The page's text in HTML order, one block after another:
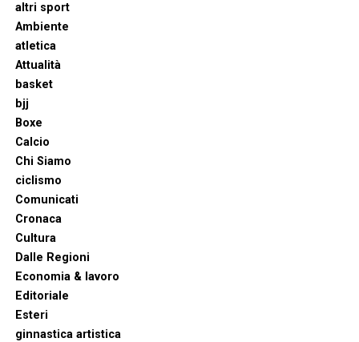
altri sport
Ambiente
atletica
Attualità
basket
bjj
Boxe
Calcio
Chi Siamo
ciclismo
Comunicati
Cronaca
Cultura
Dalle Regioni
Economia & lavoro
Editoriale
Esteri
ginnastica artistica